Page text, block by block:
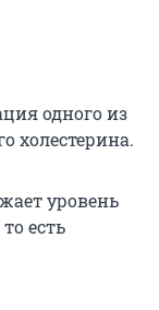
одного из
холестерина.
уровень
есть